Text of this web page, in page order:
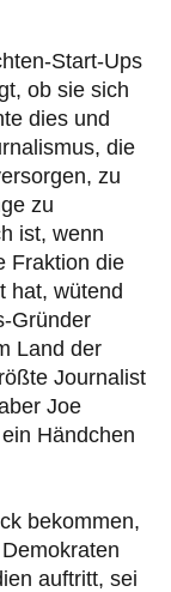
Start-Ups
ob sie sich
dies und
die
zu
zu
ist, wenn
Fraktion die
hat, wütend
Gründer
Land der
Journalist
Joe
Händchen
bekommen,
auftritt, sei